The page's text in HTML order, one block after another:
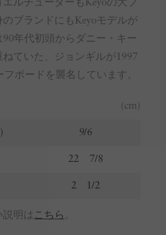
ルチューダーもKeyoの大フ
のブランドにもKeyoモデルが
年代初頭からダニー・キー
ねていた、ジョンギルが1997
フボードを襲名しています。
(cm)
9/6
22 7/8
2 1/2
明は こちら 。